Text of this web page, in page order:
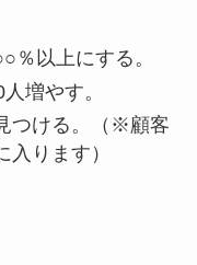
％以上にする。
増やす。
つける。（※顧客
ります）